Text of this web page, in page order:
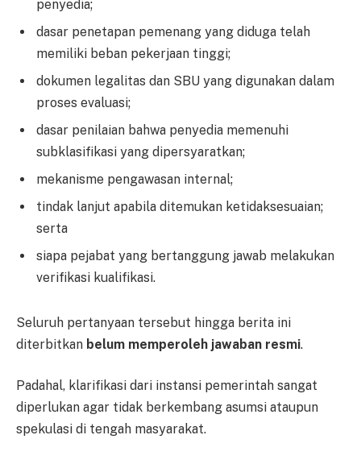
penyedia;
dasar penetapan pemenang yang diduga telah
memiliki beban pekerjaan tinggi;
dokumen legalitas dan SBU yang digunakan dalam
proses evaluasi;
dasar penilaian bahwa penyedia memenuhi
subklasifikasi yang dipersyaratkan;
mekanisme pengawasan internal;
tindak lanjut apabila ditemukan ketidaksesuaian;
serta
siapa pejabat yang bertanggung jawab melakukan
verifikasi kualifikasi.
Seluruh pertanyaan tersebut hingga berita ini
diterbitkan belum memperoleh jawaban resmi.
Padahal, klarifikasi dari instansi pemerintah sangat
diperlukan agar tidak berkembang asumsi ataupun
spekulasi di tengah masyarakat.